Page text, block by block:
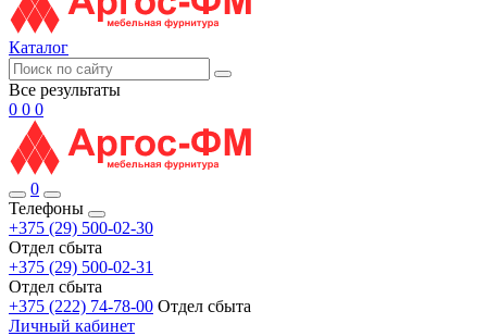
Каталог
Все результаты
0 0 0
0
Телефоны
+375 (29) 500-02-30
Отдел сбыта
+375 (29) 500-02-31
Отдел сбыта
+375 (222) 74-78-00 Отдел сбыта
Личный кабинет